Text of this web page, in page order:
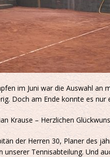
im Juni war die Auswahl an
Doch am Ende konnte es nur
Krause – Herzlichen
der Herren 30, Planer des
unserer Tennisabteilung. Und